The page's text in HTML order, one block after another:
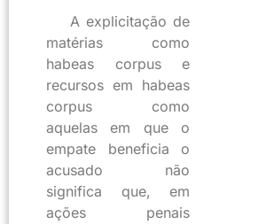
A explicitação de
matérias como
habeas corpus e
recursos em habeas
corpus como
aquelas em que o
empate beneficia o
acusado não
significa que, em
ações penais